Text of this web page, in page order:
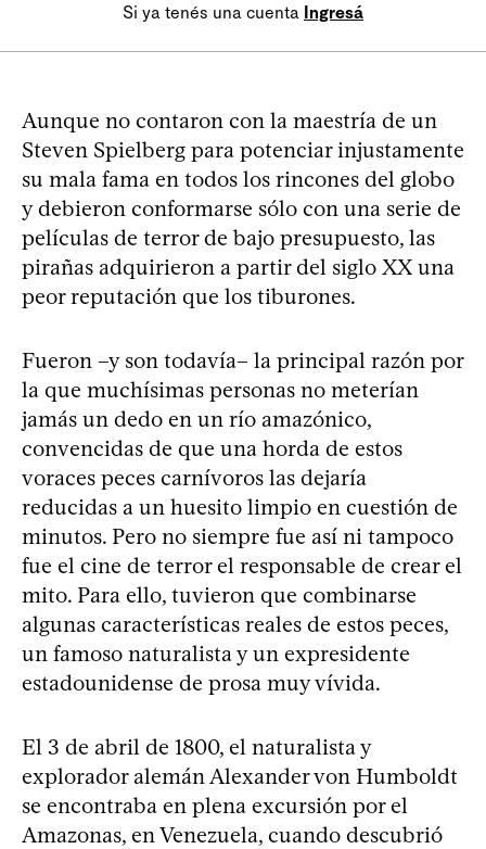
Si ya tenés una cuenta Ingresá
Aunque no contaron con la maestría de un
Steven Spielberg para potenciar injustamente
su mala fama en todos los rincones del globo
y debieron conformarse sólo con una serie de
películas de terror de bajo presupuesto, las
pirañas adquirieron a partir del siglo XX una
peor reputación que los tiburones.
Fueron –y son todavía– la principal razón por
la que muchísimas personas no meterían
jamás un dedo en un río amazónico,
convencidas de que una horda de estos
voraces peces carnívoros las dejaría
reducidas a un huesito limpio en cuestión de
minutos. Pero no siempre fue así ni tampoco
fue el cine de terror el responsable de crear el
mito. Para ello, tuvieron que combinarse
algunas características reales de estos peces,
un famoso naturalista y un expresidente
estadounidense de prosa muy vívida.
El 3 de abril de 1800, el naturalista y
explorador alemán Alexander von Humboldt
se encontraba en plena excursión por el
Amazonas, en Venezuela, cuando descubrió